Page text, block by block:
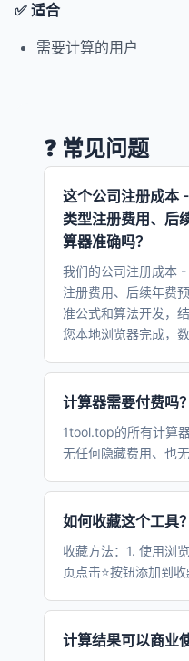
✅ 适合
需要计算的用户
❓ 常见问题
这个公司注册成本
类型注册费用、后
算器准确吗？
我们的公司注册成本
注册费用、后续年费
准公式和算法开发，
您本地浏览器完成，
计算器需要付费吗？
1tool.top的所有计算
无任何隐藏费用、也无
如何收藏这个工具？
收藏方法：1. 使用浏
页点击⭐按钮添加到
计算结果可以商业